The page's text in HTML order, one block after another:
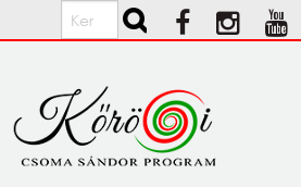
Ugrás a tartalomra
Keresés